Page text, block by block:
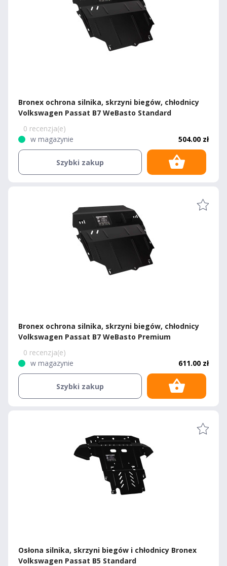
Bronex ochrona silnika, skrzyni biegów, chłodnicy
Volkswagen Passat B7 WeBasto Standard
0 recenzja(e)
w magazynie
504.00 zł
Szybki zakup
Bronex ochrona silnika, skrzyni biegów, chłodnicy
Volkswagen Passat B7 WeBasto Premium
0 recenzja(e)
w magazynie
611.00 zł
Szybki zakup
Osłona silnika, skrzyni biegów i chłodnicy Bronex
Volkswagen Passat B5 Standard